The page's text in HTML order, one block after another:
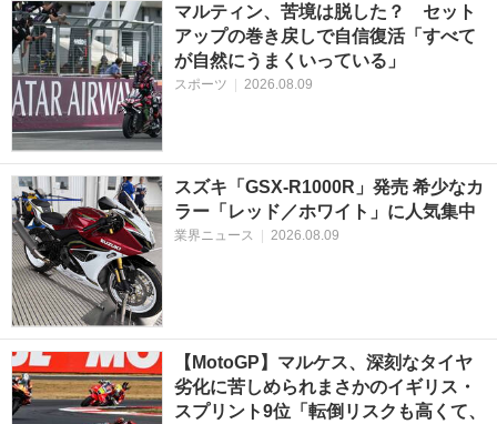
マルティン、苦境は脱した？ セット
アップの巻き戻しで自信復活「すべて
が自然にうまくいっている」
スポーツ 2026.08.09
スズキ「GSX-R1000R」発売 希少なカ
ラー「レッド／ホワイト」に人気集中
業界ニュース 2026.08.09
【MotoGP】マルケス、深刻なタイヤ
劣化に苦しめられまさかのイギリス・
スプリント9位「転倒リスクも高くて、